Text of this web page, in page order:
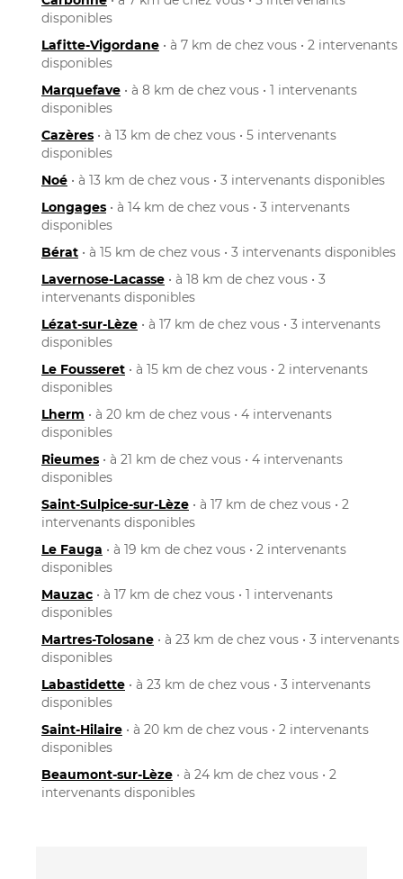
disponibles
Lafitte-Vigordane • à 7 km de chez vous • 2 intervenants
disponibles
Marquefave • à 8 km de chez vous • 1 intervenants
disponibles
Cazères • à 13 km de chez vous • 5 intervenants
disponibles
Noé • à 13 km de chez vous • 3 intervenants disponibles
Longages • à 14 km de chez vous • 3 intervenants
disponibles
Bérat • à 15 km de chez vous • 3 intervenants disponibles
Lavernose-Lacasse • à 18 km de chez vous • 3
intervenants disponibles
Lézat-sur-Lèze • à 17 km de chez vous • 3 intervenants
disponibles
Le Fousseret • à 15 km de chez vous • 2 intervenants
disponibles
Lherm • à 20 km de chez vous • 4 intervenants
disponibles
Rieumes • à 21 km de chez vous • 4 intervenants
disponibles
Saint-Sulpice-sur-Lèze • à 17 km de chez vous • 2
intervenants disponibles
Le Fauga • à 19 km de chez vous • 2 intervenants
disponibles
Mauzac • à 17 km de chez vous • 1 intervenants
disponibles
Martres-Tolosane • à 23 km de chez vous • 3 intervenants
disponibles
Labastidette • à 23 km de chez vous • 3 intervenants
disponibles
Saint-Hilaire • à 20 km de chez vous • 2 intervenants
disponibles
Beaumont-sur-Lèze • à 24 km de chez vous • 2
intervenants disponibles